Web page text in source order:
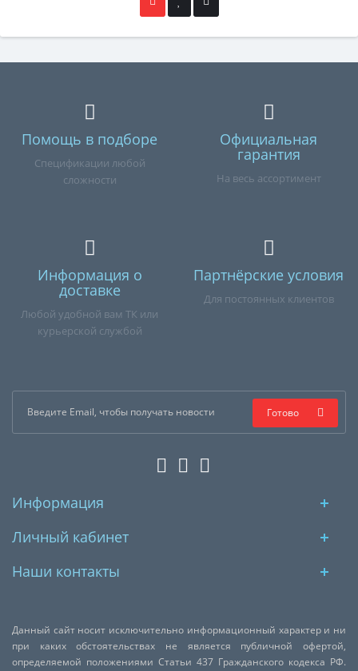
Помощь в подборе
Спецификации любой
сложности
Официальная
гарантия
На весь ассортимент
Информация о
доставке
Любой удобной вам ТК или
курьерской службой
Партнёрские условия
Для постоянных клиентов
Готово
Информация
Личный кабинет
Наши контакты
Данный сайт носит исключительно информационный характер и ни
при каких обстоятельствах не является публичной офертой,
определяемой положениями Статьи 437 Гражданского кодекса РФ.